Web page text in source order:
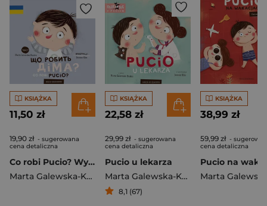
KSIĄŻKA
11,50 zł
19,90 zł - sugerowana
cena detaliczna
Co robi Pucio? Wydanie polsko-ukraińskie Що робить Діма?
Marta Galewska-Kustra
KSIĄŻKA
22,58 zł
29,99 zł - sugerowana
cena detaliczna
Pucio u lekarza
Marta Galewska-Kustra
8,1 (67)
KSIĄŻKA
38,99 zł
59,99 zł -
cena detaliczna